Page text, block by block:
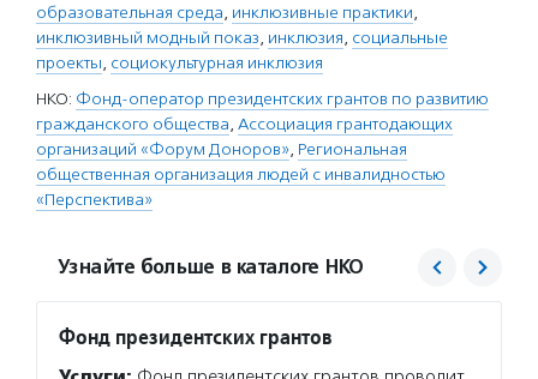
образовательная среда, инклюзивные практики,
инклюзивный модный показ, инклюзия, социальные
проекты, социокультурная инклюзия
НКО: Фонд-оператор президентских грантов по развитию
гражданского общества, Ассоциация грантодающих
организаций «Форум Доноров», Региональная
общественная организация людей с инвалидностью
«Перспектива»
Узнайте больше в каталоге НКО
Фонд президентских грантов